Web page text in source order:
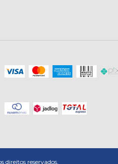
direitos reservados.